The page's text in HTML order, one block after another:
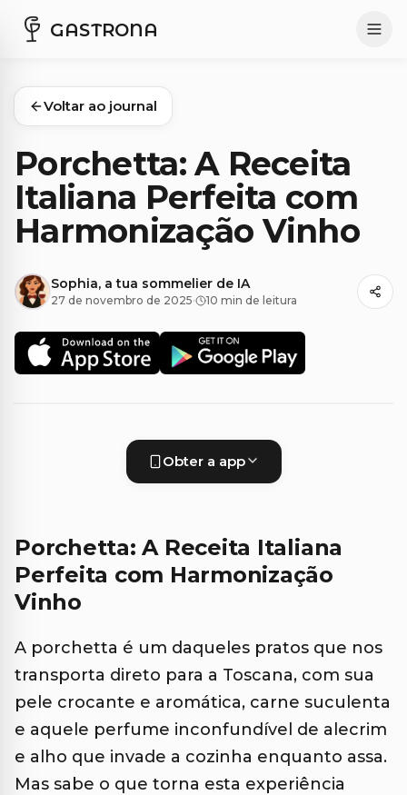
GASTRONA
Voltar ao journal
Porchetta: A Receita
Italiana Perfeita com
Harmonização Vinho
Sophia, a tua sommelier de IA
27 de novembro de 2025· 10 min de leitura
Obter a app
Porchetta: A Receita Italiana
Perfeita com Harmonização
Vinho
A porchetta é um daqueles pratos que nos
transporta direto para a Toscana, com sua
pele crocante e aromática, carne suculenta
e aquele perfume inconfundível de alecrim
e alho que invade a cozinha enquanto assa.
Mas sabe o que torna esta experiência